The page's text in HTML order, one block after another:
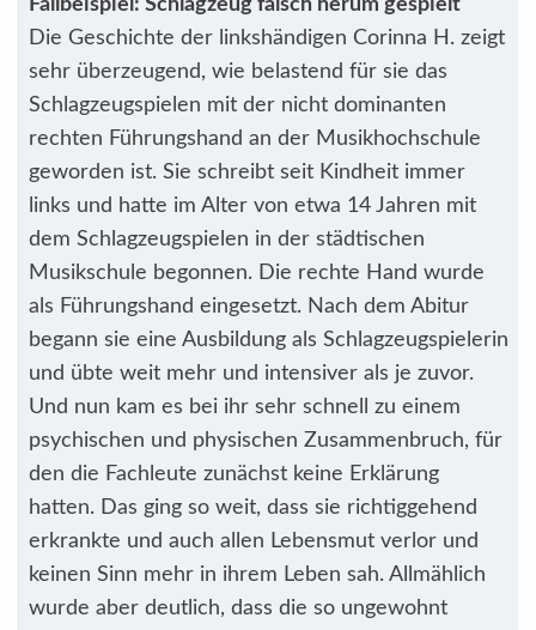
Fallbeispiel: Schlagzeug falsch herum gespielt
Die Geschichte der linkshändigen Corinna H. zeigt
sehr überzeugend, wie belastend für sie das
Schlagzeugspielen mit der nicht dominanten
rechten Führungshand an der Musikhochschule
geworden ist. Sie schreibt seit Kindheit immer
links und hatte im Alter von etwa 14 Jahren mit
dem Schlagzeugspielen in der städtischen
Musikschule begonnen. Die rechte Hand wurde
als Führungshand eingesetzt. Nach dem Abitur
begann sie eine Ausbildung als Schlagzeugspielerin
und übte weit mehr und intensiver als je zuvor.
Und nun kam es bei ihr sehr schnell zu einem
psychischen und physischen Zusammenbruch, für
den die Fachleute zunächst keine Erklärung
hatten. Das ging so weit, dass sie richtiggehend
erkrankte und auch allen Lebensmut verlor und
keinen Sinn mehr in ihrem Leben sah. Allmählich
wurde aber deutlich, dass die so ungewohnt